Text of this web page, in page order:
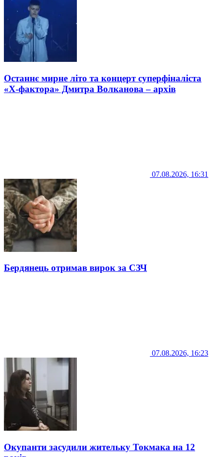
Останнє мирне літо та концерт суперфіналіста
«Х-фактора» Дмитра Волканова – архів
07.08.2026, 16:31
Бердянець отримав вирок за СЗЧ
07.08.2026, 16:23
Окупанти засудили жительку Токмака на 12